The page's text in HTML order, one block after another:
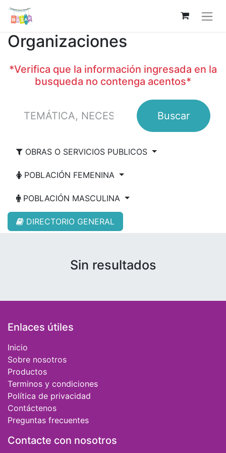
Organizaciones
*Verifica que la información ingresada en la
busqueda no contenga acentos*
Buscar
OBRAS O SERVICIOS PUBLICOS
POBLACIÓN FEMENINA
POBLACIÓN MASCULINA
DIRECTORIO GENERAL
Sin resultados
Enlaces útiles
Inicio
Sobre nosotros
Productos
Terminos y condiciones
Política de privacidad
Contáctenos
Preguntas frecuentes
Contacte con nosotros